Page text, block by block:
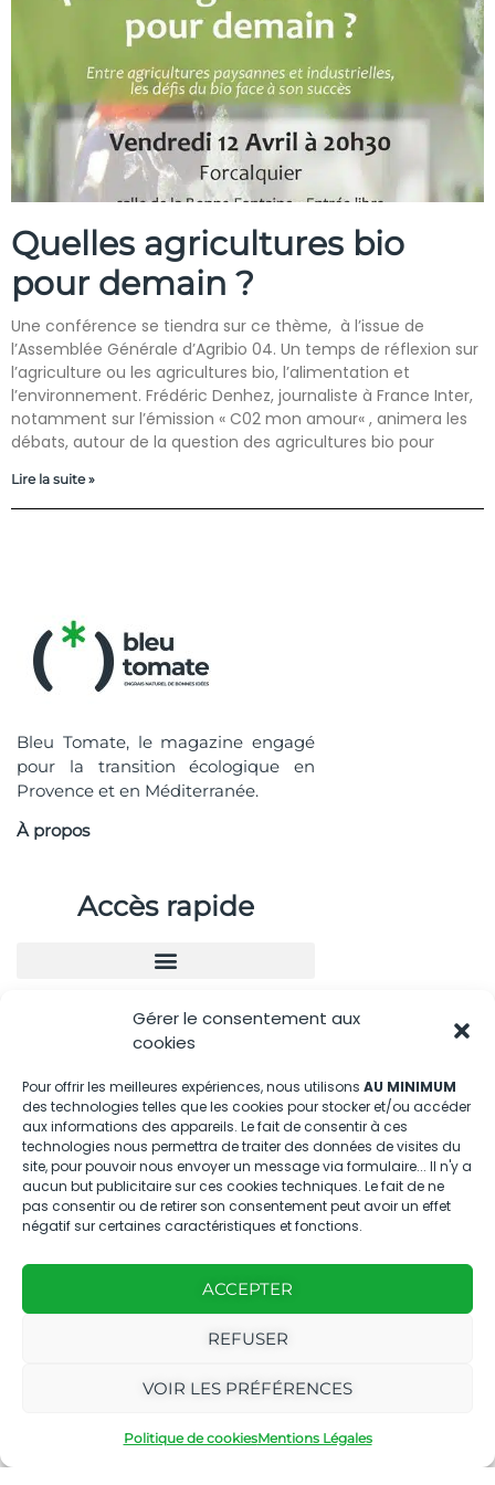
Gérer le consentement aux
cookies
Pour offrir les meilleures expériences, nous utilisons AU MINIMUM
des technologies telles que les cookies pour stocker et/ou accéder
aux informations des appareils. Le fait de consentir à ces
technologies nous permettra de traiter des données de visites du
site, pour pouvoir nous envoyer un message via formulaire... Il n'y a
aucun but publicitaire sur ces cookies techniques. Le fait de ne
pas consentir ou de retirer son consentement peut avoir un effet
négatif sur certaines caractéristiques et fonctions.
ACCEPTER
REFUSER
VOIR LES PRÉFÉRENCES
Politique de cookiesMentions Légales
Quelles agricultures bio
pour demain ?
Une conférence se tiendra sur ce thème, à l’issue de
l’Assemblée Générale d’Agribio 04. Un temps de réflexion sur
l’agriculture ou les agricultures bio, l’alimentation et
l’environnement. Frédéric Denhez, journaliste à France Inter,
notamment sur l’émission « C02 mon amour« , animera les
débats, autour de la question des agricultures bio pour
Lire la suite »
Bleu Tomate, le magazine engagé
pour la transition écologique en
Provence et en Méditerranée.
À propos
Accès rapide
Nous contacter
04.88.08.75.28
contactBT@bleu-tomate.fr
Kit média
Kit média Bleu Tomate
Nous suivre